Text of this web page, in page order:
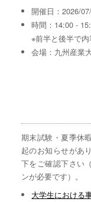
開催日：2026/
時間：14:00 -
※前半と後半で
会場：九州産業
期末試験・夏季休
起のお知らせがあ
下をご確認下さい
ンが必要です）。
大学生における